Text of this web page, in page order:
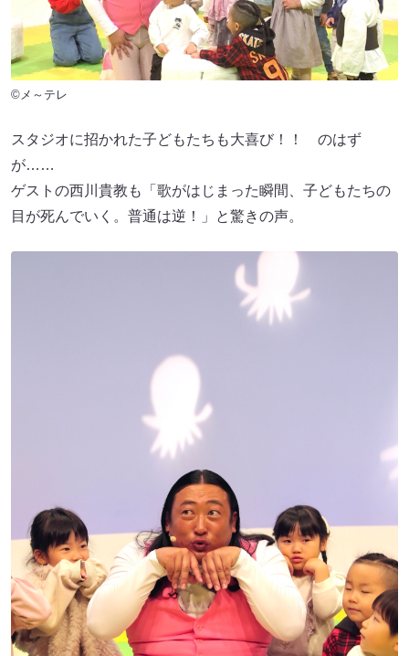
©メ～テレ
スタジオに招かれた子どもたちも大喜び！！ のはず
が……
ゲストの西川貴教も「歌がはじまった瞬間、子どもたちの
目が死んでいく。普通は逆！」と驚きの声。